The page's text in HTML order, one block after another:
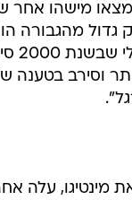
מישהו
גדול
את
וסירב
עלה